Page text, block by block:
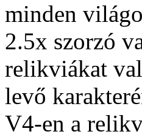
minden
2.5x szorzó
relikviákat
levő
V4-en a